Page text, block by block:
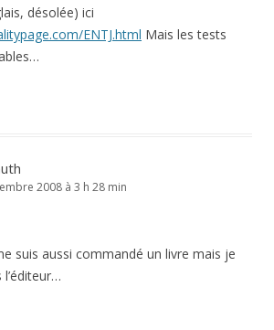
désolée) ici
ENTJ.html Mais les tests
2008 à 3 h 28 min
suis aussi commandé un livre mais je